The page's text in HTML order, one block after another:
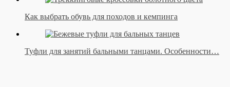
Как выбрать обувь для походов и кемпинга
Туфли для занятий бальными танцами. Особенности…